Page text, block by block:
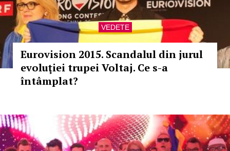
VEDETE
Eurovision 2015. Scandalul din jurul
evoluţiei trupei Voltaj. Ce s-a
întâmplat?